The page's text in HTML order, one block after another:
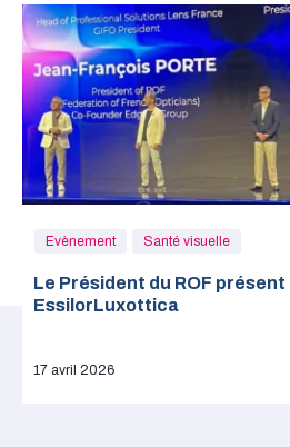
Le Président du ROF
EssilorLuxottica
Evènement Santé visuelle
17 avril 2026